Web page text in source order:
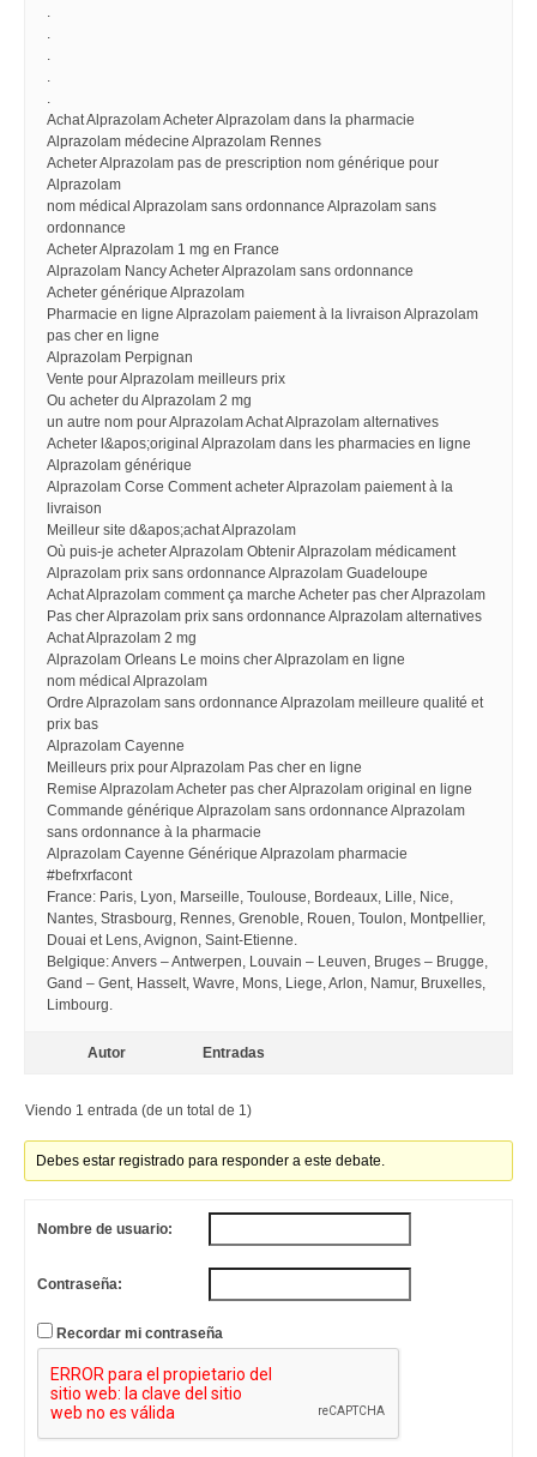
.
.
.
.
.
Achat Alprazolam Acheter Alprazolam dans la pharmacie
Alprazolam médecine Alprazolam Rennes
Acheter Alprazolam pas de prescription nom générique pour
Alprazolam
nom médical Alprazolam sans ordonnance Alprazolam sans
ordonnance
Acheter Alprazolam 1 mg en France
Alprazolam Nancy Acheter Alprazolam sans ordonnance
Acheter générique Alprazolam
Pharmacie en ligne Alprazolam paiement à la livraison Alprazolam
pas cher en ligne
Alprazolam Perpignan
Vente pour Alprazolam meilleurs prix
Ou acheter du Alprazolam 2 mg
un autre nom pour Alprazolam Achat Alprazolam alternatives
Acheter l&apos;original Alprazolam dans les pharmacies en ligne
Alprazolam générique
Alprazolam Corse Comment acheter Alprazolam paiement à la
livraison
Meilleur site d&apos;achat Alprazolam
Où puis-je acheter Alprazolam Obtenir Alprazolam médicament
Alprazolam prix sans ordonnance Alprazolam Guadeloupe
Achat Alprazolam comment ça marche Acheter pas cher Alprazolam
Pas cher Alprazolam prix sans ordonnance Alprazolam alternatives
Achat Alprazolam 2 mg
Alprazolam Orleans Le moins cher Alprazolam en ligne
nom médical Alprazolam
Ordre Alprazolam sans ordonnance Alprazolam meilleure qualité et
prix bas
Alprazolam Cayenne
Meilleurs prix pour Alprazolam Pas cher en ligne
Remise Alprazolam Acheter pas cher Alprazolam original en ligne
Commande générique Alprazolam sans ordonnance Alprazolam
sans ordonnance à la pharmacie
Alprazolam Cayenne Générique Alprazolam pharmacie
#befrxrfacont
France: Paris, Lyon, Marseille, Toulouse, Bordeaux, Lille, Nice,
Nantes, Strasbourg, Rennes, Grenoble, Rouen, Toulon, Montpellier,
Douai et Lens, Avignon, Saint-Etienne.
Belgique: Anvers – Antwerpen, Louvain – Leuven, Bruges – Brugge,
Gand – Gent, Hasselt, Wavre, Mons, Liege, Arlon, Namur, Bruxelles,
Limbourg.
Autor Entradas
Viendo 1 entrada (de un total de 1)
Debes estar registrado para responder a este debate.
Nombre de usuario:
Contraseña:
Recordar mi contraseña